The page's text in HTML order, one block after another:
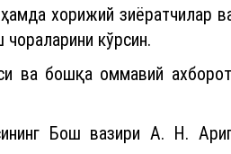
хорижий зиёратчилар
кўрсин.
ва бошқа оммавий
Бош вазири А. Н.